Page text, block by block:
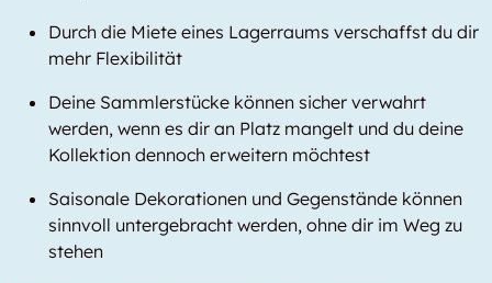
Durch die Miete eines Lagerraums verschaffst du dir
mehr Flexibilität
Deine Sammlerstücke können sicher verwahrt
werden, wenn es dir an Platz mangelt und du deine
Kollektion dennoch erweitern möchtest
Saisonale Dekorationen und Gegenstände können
sinnvoll untergebracht werden, ohne dir im Weg zu
stehen